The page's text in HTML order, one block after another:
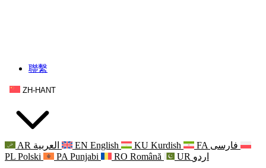
聯繫
ZH-HANT
AR العربية EN English KU Kurdish FA فارسی
PL Polski PA Punjabi RO Română UR اردو